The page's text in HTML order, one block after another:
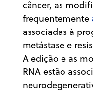
câncer, as
frequentemente
associadas à
metástase e
A edição e as
RNA estão